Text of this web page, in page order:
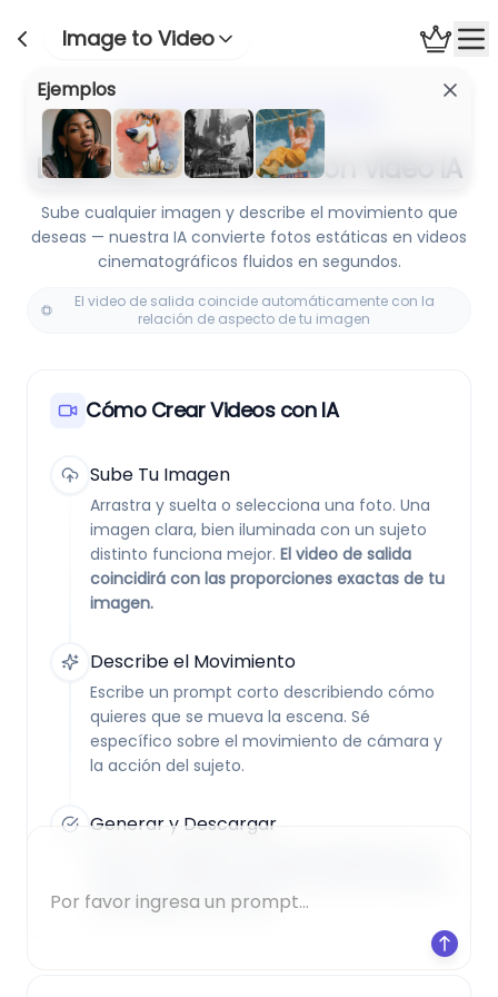
Image to Video
Haz clic o
Generador de Imagen a Video
Dale Vida a Tus Fotos con Video IA
Sube cualquier imagen y describe el movimiento que
deseas — nuestra IA convierte fotos estáticas en videos
cinematográficos fluidos en segundos.
El video de salida coincide automáticamente con la
relación de aspecto de tu imagen
Cómo Crear Videos con IA
Sube Tu Imagen
Arrastra y suelta o selecciona una foto. Una
imagen clara, bien iluminada con un sujeto
distinto funciona mejor. El video de salida
coincidirá con las proporciones exactas de tu
imagen.
Describe el Movimiento
Escribe un prompt corto describiendo cómo
quieres que se mueva la escena. Sé
específico sobre el movimiento de cámara y
la acción del sujeto.
Generar y Descargar
y descargar como MP4.
Ejemplos